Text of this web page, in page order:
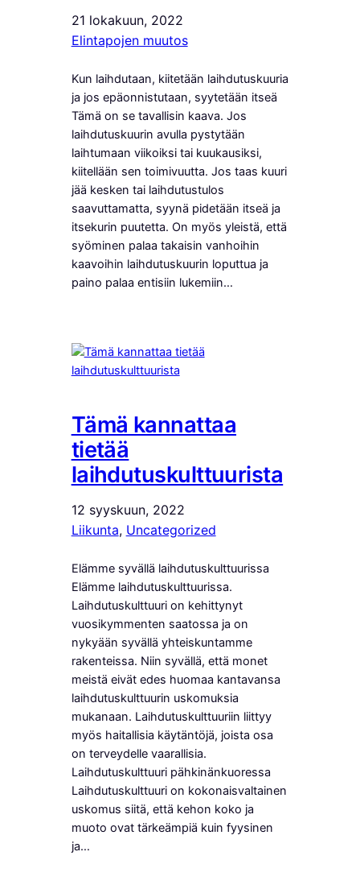
21 lokakuun, 2022
Elintapojen muutos
Kun laihdutaan, kiitetään laihdutuskuuria
ja jos epäonnistutaan, syytetään itseä
Tämä on se tavallisin kaava. Jos
laihdutuskuurin avulla pystytään
laihtumaan viikoiksi tai kuukausiksi,
kiitellään sen toimivuutta. Jos taas kuuri
jää kesken tai laihdutustulos
saavuttamatta, syynä pidetään itseä ja
itsekurin puutetta. On myös yleistä, että
syöminen palaa takaisin vanhoihin
kaavoihin laihdutuskuurin loputtua ja
paino palaa entisiin lukemiin…
Tämä kannattaa
tietää
laihdutuskulttuurista
12 syyskuun, 2022
Liikunta, Uncategorized
Elämme syvällä laihdutuskulttuurissa
Elämme laihdutuskulttuurissa.
Laihdutuskulttuuri on kehittynyt
vuosikymmenten saatossa ja on
nykyään syvällä yhteiskuntamme
rakenteissa. Niin syvällä, että monet
meistä eivät edes huomaa kantavansa
laihdutuskulttuurin uskomuksia
mukanaan. Laihdutuskulttuuriin liittyy
myös haitallisia käytäntöjä, joista osa
on terveydelle vaarallisia.
Laihdutuskulttuuri pähkinänkuoressa
Laihdutuskulttuuri on kokonaisvaltainen
uskomus siitä, että kehon koko ja
muoto ovat tärkeämpiä kuin fyysinen
ja…